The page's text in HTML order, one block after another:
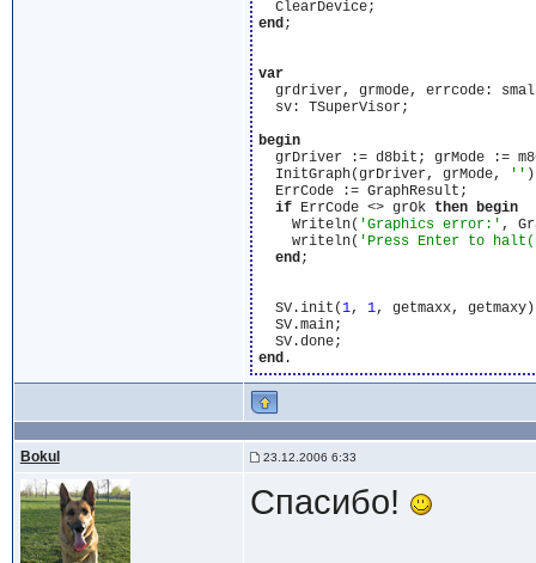
end;
var
grdriver, grmode, errcode:
  sv: TSuperVisor;
begin
grDriver := d8bit; grMode :=
  InitGraph(grDriver, grMode,
''
  ErrCode := GraphResult;
if ErrCode <> grOk then begin
    Writeln(
'Graphics error:' ,
    writeln(
'Press Enter to
end;
  SV.init(
1, 1, getmaxx,
  SV.main;
end
Bokul 23.12.2006 6:33
Спасибо!